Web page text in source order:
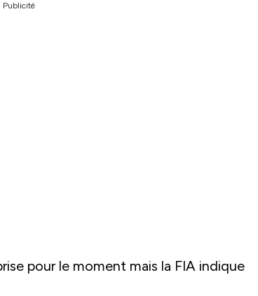
Publicité
pour le moment mais la FIA indique